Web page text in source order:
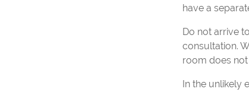
have a
Do not arrive
consultation.
room does
In the unlikely